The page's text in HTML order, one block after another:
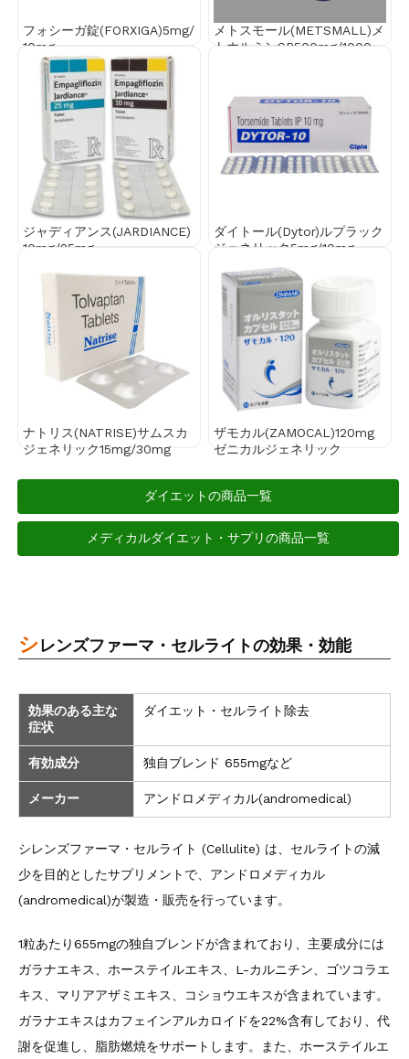
フォシーガ錠(FORXIGA)5mg/
10mg
メトスモール(METSMALL)メ
トホルミンSR500mg/1000m
ジャディアンス(JARDIANCE)
10mg/25mg
ダイトール(Dytor)ルプラック
ジェネリック5mg/10mg
ナトリス(NATRISE)サムスカ
ジェネリック15mg/30mg
ザモカル(ZAMOCAL)120mg
ゼニカルジェネリック
ダイエットの商品一覧
メディカルダイエット・サプリの商品一覧
シレンズファーマ・セルライトの効果・効能
効果のある主な
症状
ダイエット・セルライト除去
有効成分 独自ブレンド 655mgなど
メーカー アンドロメディカル(andromedical)
シレンズファーマ・セルライト (Cellulite) は、セルライトの減
少を目的としたサプリメントで、アンドロメディカル
(andromedical)が製造・販売を行っています。
1粒あたり655mgの独自ブレンドが含まれており、主要成分には
ガラナエキス、ホーステイルエキス、L-カルニチン、ゴツコラエ
キス、マリアアザミエキス、コショウエキスが含まれています。
ガラナエキスはカフェインアルカロイドを22%含有しており、代
謝を促進し、脂肪燃焼をサポートします。また、ホーステイルエ